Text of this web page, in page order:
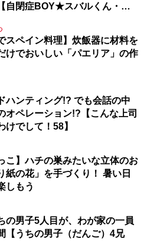
自閉症BOY★スバルくん・
スペイン料理】炊飯器に材料を
けでおいしい「パエリア」の作
ハンティング!? でも会話の中
オペレーション!?【こんな上司
けでして！58】
こ】ハチの巣みたいな立体のお
紙の花」を手づくり！ 暑い日
しもう
の男子5人目が、わが家の一員
【うちの男子（だんご）4兄